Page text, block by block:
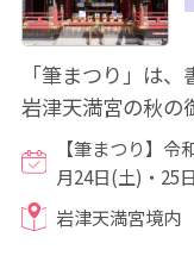
「筆まつり」は
岩津天満宮の秋の
事に活躍してく
【筆まつり】
月24日(土)・25
岩津天満宮境内